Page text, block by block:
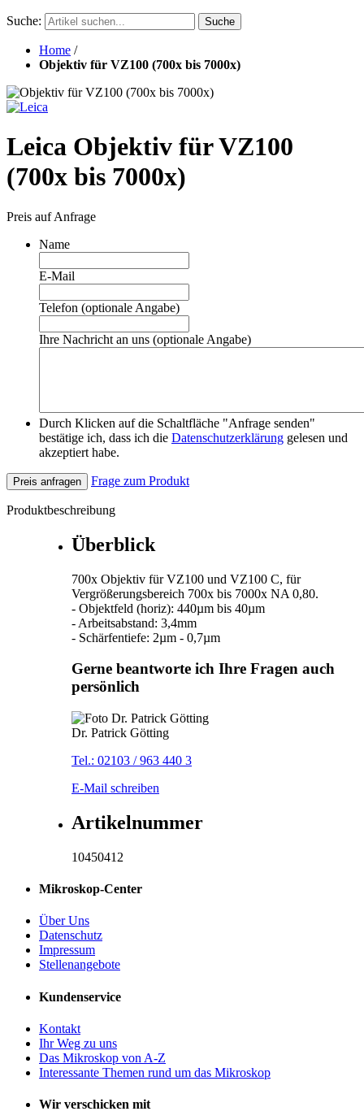
Suche: Suche
Home /
Objektiv für VZ100 (700x bis 7000x)
Leica Objektiv für VZ100
(700x bis 7000x)
Preis auf Anfrage
Name
E-Mail
Telefon (optionale Angabe)
Ihre Nachricht an uns (optionale Angabe)
Durch Klicken auf die Schaltfläche "Anfrage senden"
bestätige ich, dass ich die Datenschutzerklärung gelesen und
akzeptiert habe.
Preis anfragen Frage zum Produkt
Produktbeschreibung
Überblick
700x Objektiv für VZ100 und VZ100 C, für
Vergrößerungsbereich 700x bis 7000x NA 0,80.
- Objektfeld (horiz): 440µm bis 40µm
- Arbeitsabstand: 3,4mm
- Schärfentiefe: 2µm - 0,7µm
Gerne beantworte ich Ihre Fragen auch
persönlich
Dr. Patrick Götting
Tel.: 02103 / 963 440 3
E-Mail schreiben
Artikelnummer
10450412
Mikroskop-Center
Über Uns
Datenschutz
Impressum
Stellenangebote
Kundenservice
Kontakt
Ihr Weg zu uns
Das Mikroskop von A-Z
Interessante Themen rund um das Mikroskop
Wir verschicken mit